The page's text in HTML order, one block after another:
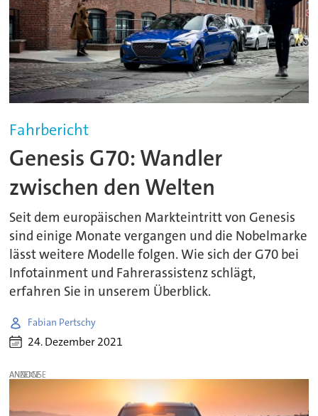
Fahrbericht
Genesis G70: Wandler
zwischen den Welten
Seit dem europäischen Markteintritt von Genesis
sind einige Monate vergangen und die Nobelmarke
lässt weitere Modelle folgen. Wie sich der G70 bei
Infotainment und Fahrerassistenz schlägt,
erfahren Sie in unserem Überblick.
Fabian Pertschy
24. Dezember 2021
ANZEIGE